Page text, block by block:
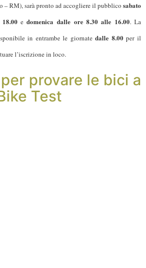
– RM), sarà pronto ad accogliere il pubblico sabato
edomenica dalle ore 8.30 alle 16.00. La
in entrambe le giornatedalle 8.00per il
l’iscrizione in loco.
provare le bici a
Test